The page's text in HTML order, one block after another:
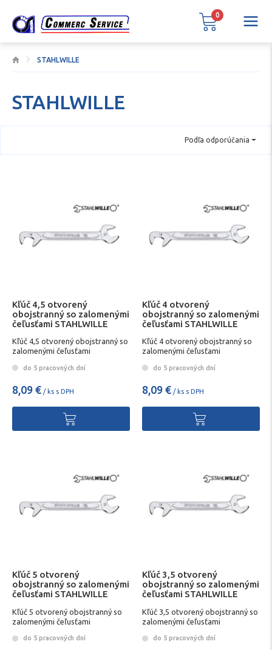
STAHLWILLE
STAHLWILLE
Podľa odporúčania
Kľúč 4,5 otvorený
obojstranný so zalomenými
čeľusťami STAHLWILLE
Kľúč 4,5 otvorený obojstranný so
zalomenými čeľusťami
do 5 pracovných dní
8,09 € / ks s DPH
Kľúč 4 otvorený
obojstranný so zalomenými
čeľusťami STAHLWILLE
Kľúč 4 otvorený obojstranný so
zalomenými čeľusťami
do 5 pracovných dní
8,09 € / ks s DPH
Kľúč 5 otvorený
obojstranný so zalomenými
čeľusťami STAHLWILLE
Kľúč 5 otvorený obojstranný so
zalomenými čeľusťami
do 5 pracovných dní
Kľúč 3,5 otvorený
obojstranný so zalomenými
čeľusťami STAHLWILLE
Kľúč 3,5 otvorený obojstranný so
zalomenými čeľusťami
do 5 pracovných dní
0